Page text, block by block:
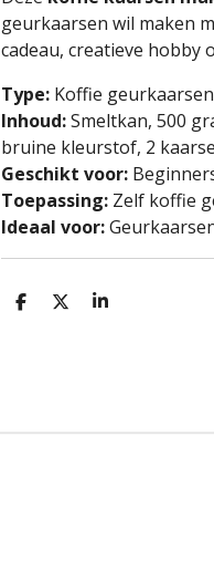
geurkaarsen wil maken
cadeau, creatieve hobby
Type: Koffie
Inhoud:Smeltkan, 500
bruine kleurstof, 2
Geschikt voor:
Toepassing: Zelf koffie
Ideaal voor:
D
D
S